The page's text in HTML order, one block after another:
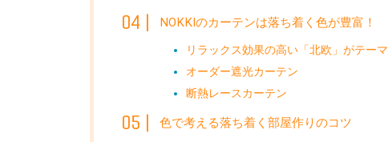
NOKKIのカーテンは落ち着く色が豊富！
リラックス効果の高い「北欧」がテーマ
オーダー遮光カーテン
断熱レースカーテン
色で考える落ち着く部屋作りのコツ